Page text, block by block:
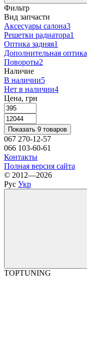
Фильтр
Вид запчасти
Аксесуары салона3
Решетки радиатора1
Оптика задняя1
Дополнительная оптика
Повороты2
Наличие
В наличии5
Нет в наличии4
Цена, грн
Показать 9 товаров
067 270-12-57
066 103-60-61
Контакты
Полная версия сайта
© 2012—2026
Рус Укр
TOPTUNING